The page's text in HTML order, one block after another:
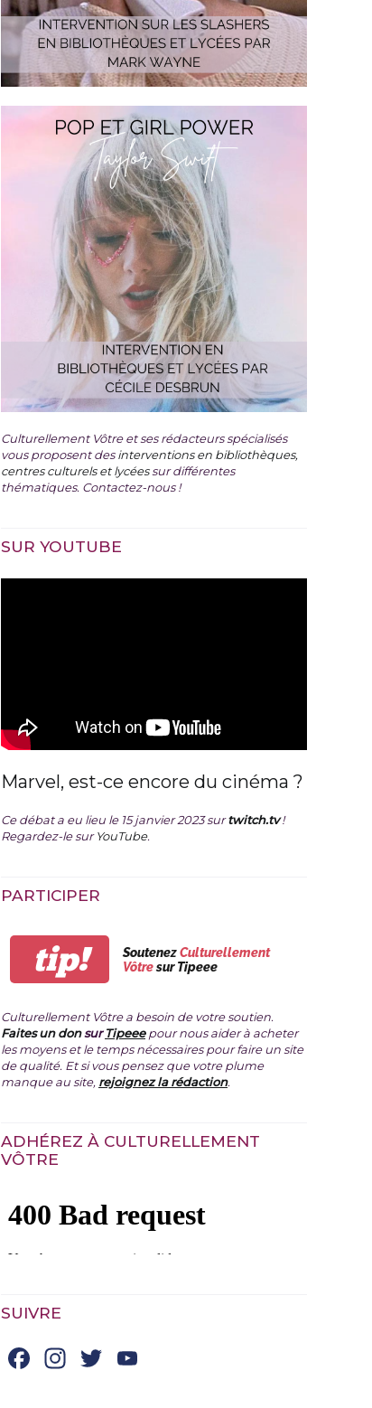
Culturellement Vôtre et ses rédacteurs spécialisés
vous proposent desinterventions en bibliothèques,
centres culturels et lycéessur différentes
thématiques. Contactez-nous !
SUR YOUTUBE
Marvel, est-ce encore du cinéma ?
Ce débat a eu lieu le 15 janvier 2023 surtwitch.tv !
Regardez-le surYouTube.
PARTICIPER
tip! SoutenezCulturellement
Vôtresur Tipeee
Culturellement Vôtre a besoin de votre soutien.
Faites un donsurTipeeepour nous aider à acheter
les moyens et le temps nécessaires pour faire un site
de qualité. Et si vous pensez que votre plume
manque au site, rejoignez la rédaction.
ADHÉREZ À CULTURELLEMENT
VÔTRE
SUIVRE
Facebook
Instagram
Twitter